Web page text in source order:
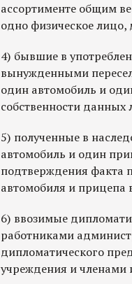
ассортименте общим
одно физическое лицо,
4) бывшие в
вынужденными
один автомобиль и
собственности данных
5) полученные в
автомобиль и один
подтверждения факта
автомобиля и прицепа
6) ввозимые
работниками
дипломатического
учреждения и членами